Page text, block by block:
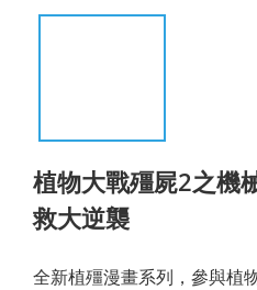
植物大戰殭屍2之機
救大逆襲
全新植殭漫畫系列，參與植